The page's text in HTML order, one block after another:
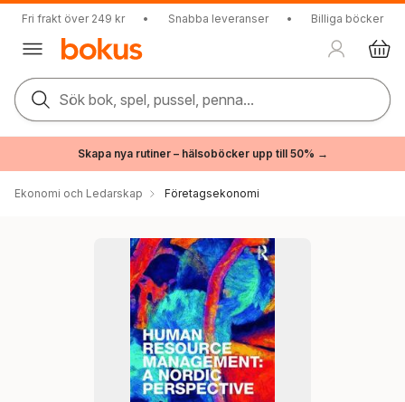
Fri frakt över 249 kr • Snabba leveranser • Billiga böcker
Sök bok, spel, pussel, penna...
Skapa nya rutiner – hälsoböcker upp till 50% →
Ekonomi och Ledarskap Företagsekonomi